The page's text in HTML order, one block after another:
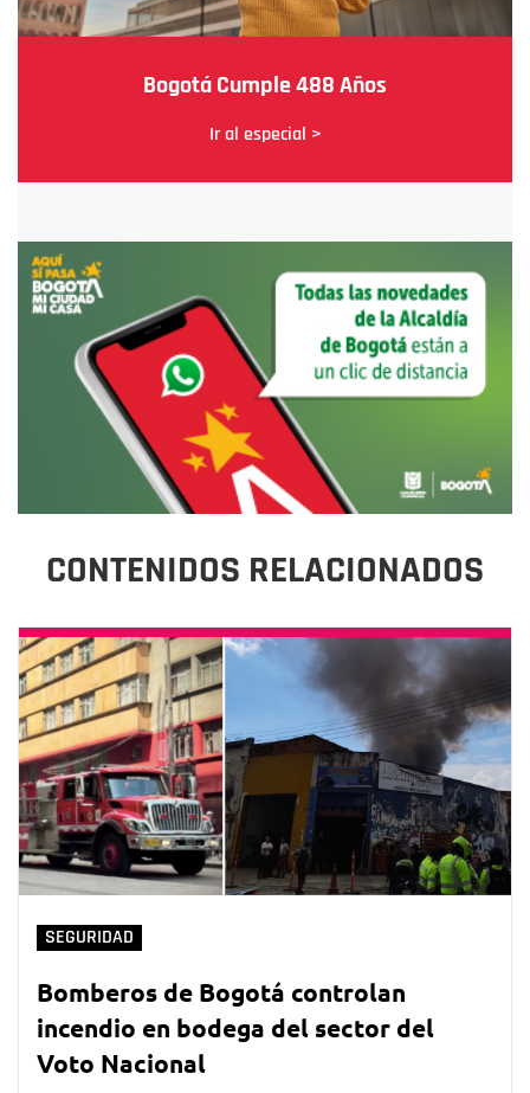
Bogotá Cumple 488 Años
Ir al especial >
CONTENIDOS RELACIONADOS
SEGURIDAD
Bomberos de Bogotá controlan
incendio en bodega del sector del
Voto Nacional